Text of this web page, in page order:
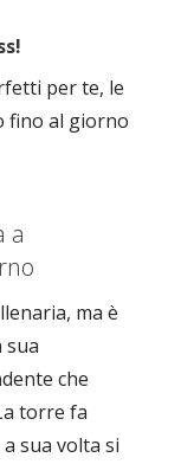
per te, le
fino al giorno
a
ma è
sua
che
torre fa
sua volta si